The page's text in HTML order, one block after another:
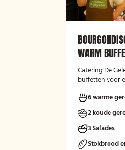
WARM
Catering De
buffetten voor
moment.
6 warme
2 koude
3 Salades
Stokbrood